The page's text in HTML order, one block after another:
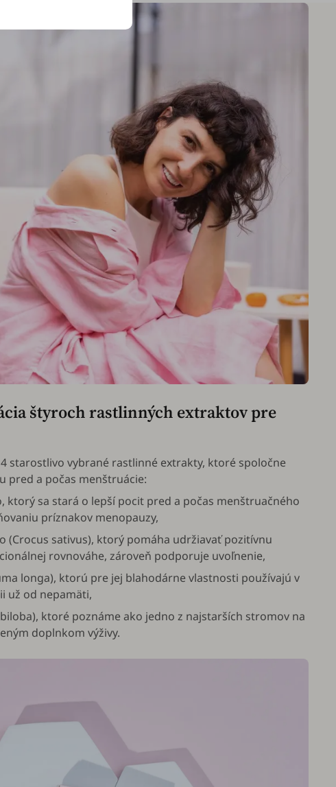
štyroch rastlinných extraktov pre
starostlivo vybrané rastlinné extrakty, ktoré spoločne
pred a počas menštruácie:
ktorý sa stará o lepší pocit pred a počas menštruačného
príznakov menopauzy,
(Crocus sativus), ktorý pomáha udržiavať pozitívnu
rovnováhe, zároveň podporuje uvoľnenie,
longa), ktorú pre jej blahodárne vlastnosti používajú v
už od nepamäti,
), ktoré poznáme ako jedno z najstarších stromov na
doplnkom výživy.